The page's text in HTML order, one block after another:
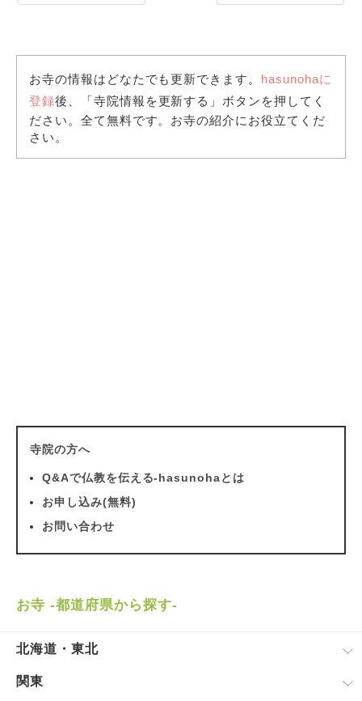
お寺の情報はどなたでも更新できます。 hasunohaに
登録後、「寺院情報を更新する」ボタンを押してく
ださい。全て無料です。お寺の紹介にお役立てくだ
さい。
寺院の方へ
Q&Aで仏教を伝える-hasunohaとは
お申し込み(無料)
お問い合わせ
お寺 -都道府県から探す-
北海道・東北
関東